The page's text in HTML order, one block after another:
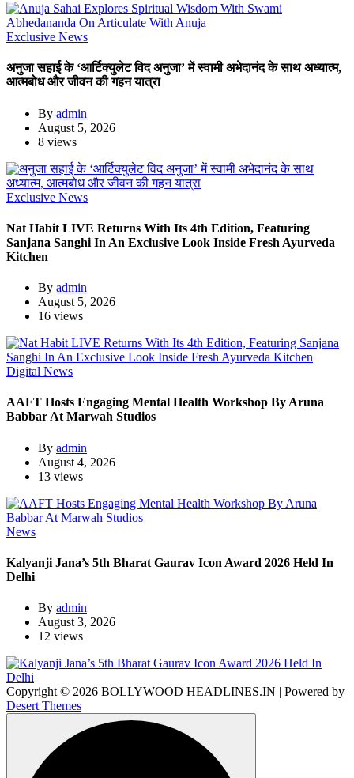
Exclusive News
अनुजा सहाई के ‘आर्टिक्युलेट विद अनुजा’ में स्वामी अभेदानंद के साथ अध्यात्म,
आत्मबोध और जीवन की गहन यात्रा
By admin
August 5, 2026
8 views
Exclusive News
Nat Habit LIVE Returns With Its 4th Edition, Featuring
Sanjana Sanghi In An Exclusive Look Inside Fresh Ayurveda
Kitchen
By admin
August 5, 2026
16 views
Digital News
AAFT Hosts Engaging Mental Health Workshop By Aruna
Babbar At Marwah Studios
By admin
August 4, 2026
13 views
News
Kalyanji Jana’s 5th Bharat Gaurav Icon Award 2026 Held In
Delhi
By admin
August 3, 2026
12 views
Copyright © 2026 BOLLYWOOD HEADLINES.IN | Powered by
Desert Themes